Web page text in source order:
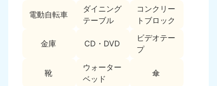
電動自転車
ダイニング
テーブル
コンクリー
トブロック
金庫 CD・DVD
ビデオテー
プ
靴
ウォーター
ベッド
傘
栃木県
050-1881-5270
茨城県
050-1881-5269
9:00〜19:00 年中無休
050-1881-5267
9:00〜19:00 年中無休